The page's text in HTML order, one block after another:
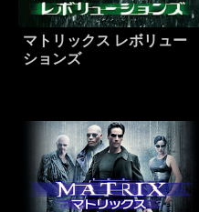
マトリックス レボリュー
ションズ